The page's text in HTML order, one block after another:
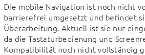
Die mobile Navigation ist noch nicht
barrierefrei umgesetzt und befindet
Überarbeitung. Aktuell ist sie nur
da die Tastaturbedienung und
Kompatibilität noch nicht vollständig